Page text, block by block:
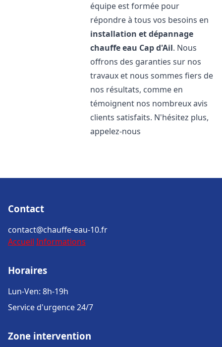
équipe est formée pour
répondre à tous vos besoins en
installation et dépannage
chauffe eau Cap d'Ail. Nous
offrons des garanties sur nos
travaux et nous sommes fiers de
nos résultats, comme en
témoignent nos nombreux avis
clients satisfaits. N'hésitez plus,
appelez-nous
Contact
contact@chauffe-eau-10.fr
Accueil Informations
Horaires
Lun-Ven: 8h-19h
Service d'urgence 24/7
Zone intervention